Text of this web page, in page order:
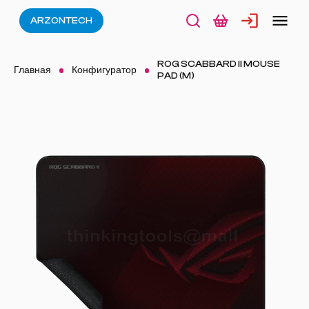
ARZONTECH
Главная Конфигуратор
ROG SCABBARD II MOUSE
PAD (M)